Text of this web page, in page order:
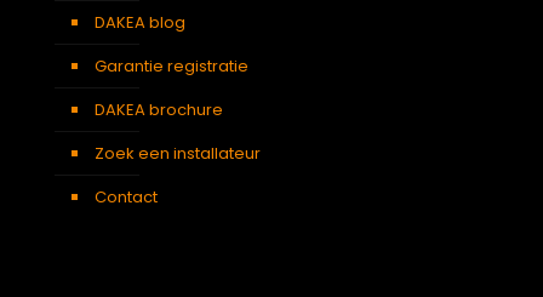
DAKEA blog
Garantie registratie
DAKEA brochure
Zoek een installateur
Contact